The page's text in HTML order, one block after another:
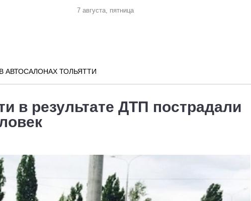
7 августа, пятница
АВТОСАЛОНАХ ТОЛЬЯТТИ
в результате ДТП пострадали